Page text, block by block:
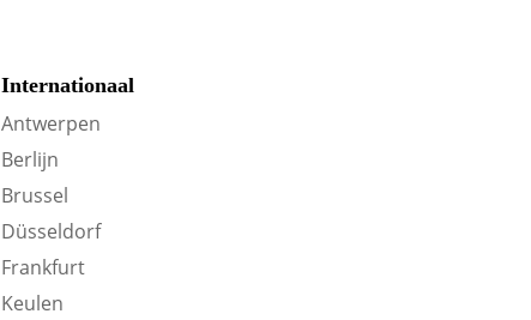
Internationaal
Antwerpen
Berlijn
Brussel
Düsseldorf
Frankfurt
Keulen